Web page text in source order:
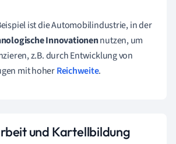
ist die Automobilindustrie, in der
Innovationennutzen, um
z.B. durch Entwicklung von
mit hoherReichweite.
und Kartellbildung